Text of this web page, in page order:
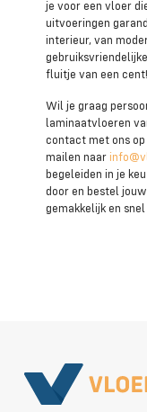
je voor een vloer
uitvoeringen
interieur, van
fluitje van een cent!
Wil je graag
laminaatvloeren
contact met ons
mailen naar
begeleiden in je
door en bestel
gemakkelijk en